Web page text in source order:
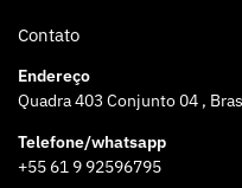
Contato
Endereço
Quadra 403 Conjunto 04 ,
Telefone/whatsapp
+55 61 9 92596795